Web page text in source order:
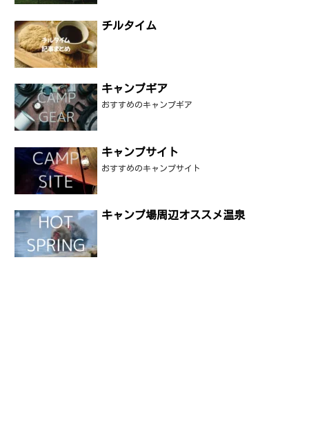
チルタイム
キャンプギア
おすすめのキャンプギア
キャンプサイト
おすすめのキャンプサイト
キャンプ場周辺オススメ温泉